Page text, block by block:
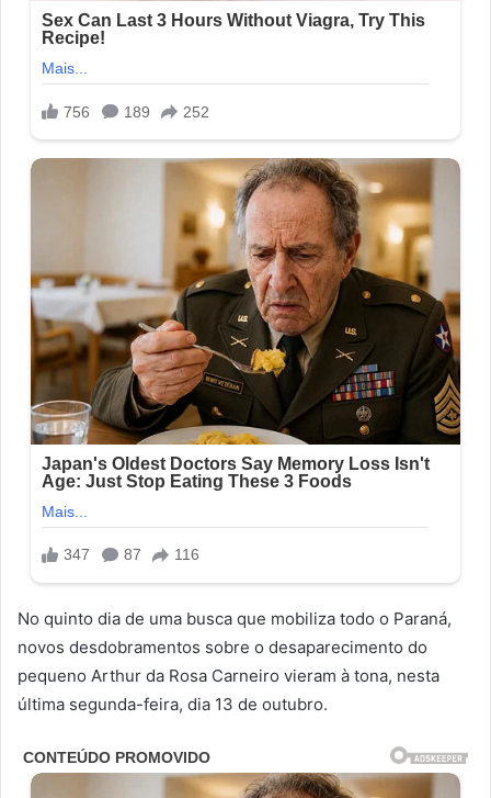
No quinto dia de uma busca que mobiliza todo o Paraná,
novos desdobramentos sobre o desaparecimento do
pequeno Arthur da Rosa Carneiro vieram à tona, nesta
última segunda-feira, dia 13 de outubro.